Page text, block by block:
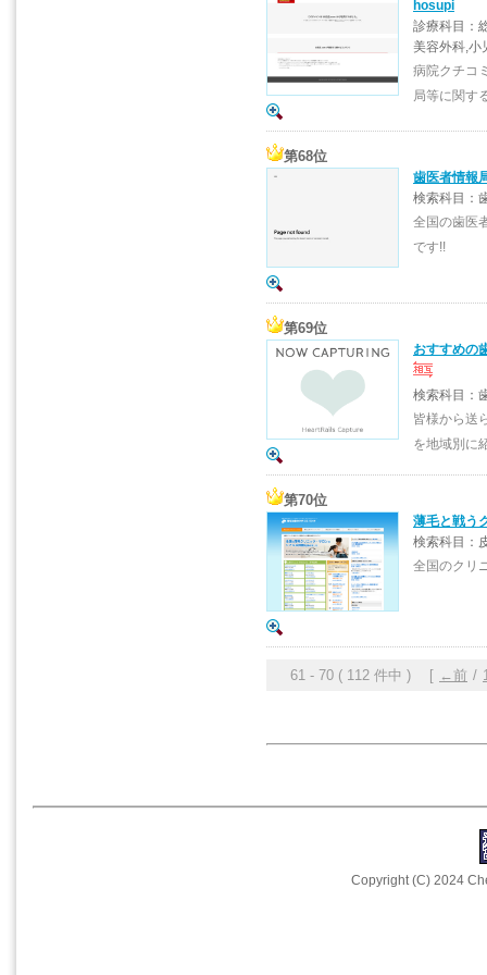
hosupi
診療科目：
美容外科,小
病院クチコ
局等に関す
第68位
歯医者情報
検索科目：
全国の歯医
です!!
第69位
おすすめの
検索科目：
皆様から送
を地域別に
第70位
薄毛と戦う
検索科目：
全国のクリ
61 - 70 ( 112 件中 ) [ ←前 /
Copyright (C) 2024